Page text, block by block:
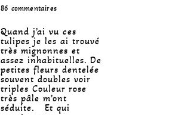
86 commentaires
Quand j’ai vu ces
tulipes je les ai trouvé
très mignonnes et
assez inhabituelles. De
petites fleurs dentelée
souvent doubles voir
triples Couleur rose
très pâle m’ont
séduite. Et qui